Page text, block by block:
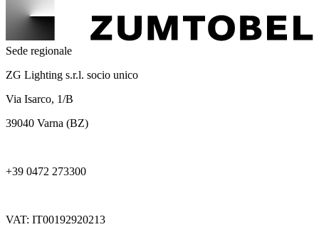
Sede regionale
ZG Lighting s.r.l. socio unico
Via Isarco, 1/B
39040 Varna (BZ)
+39 0472 273300
VAT: IT00192920213